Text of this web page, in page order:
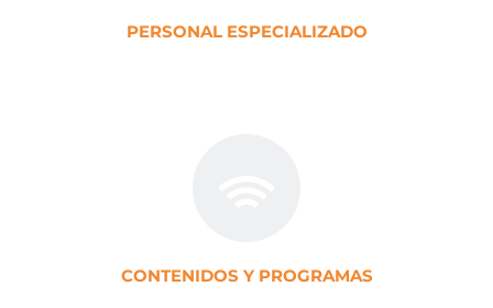
PERSONAL ESPECIALIZADO
CONTENIDOS Y PROGRAMAS